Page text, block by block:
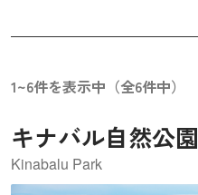
1~6件を表示中（全6件中）
キナバル自然公園
Kinabalu Park